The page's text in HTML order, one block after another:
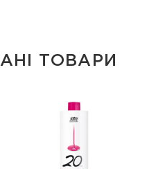
ТОВАРИ